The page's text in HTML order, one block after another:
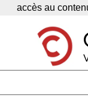
Panneau de gestion des
accès au